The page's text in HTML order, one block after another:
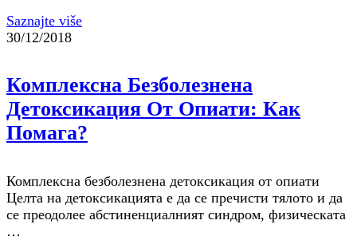
Saznajte više
30/12/2018
Комплексна Безболезнена
Детоксикация От Опиати: Как
Помага?
Комплексна безболезнена детоксикация от опиати
Целта на детоксикацията е да се пречисти тялото и да
се преодолее абстиненциалният синдром, физическата
…